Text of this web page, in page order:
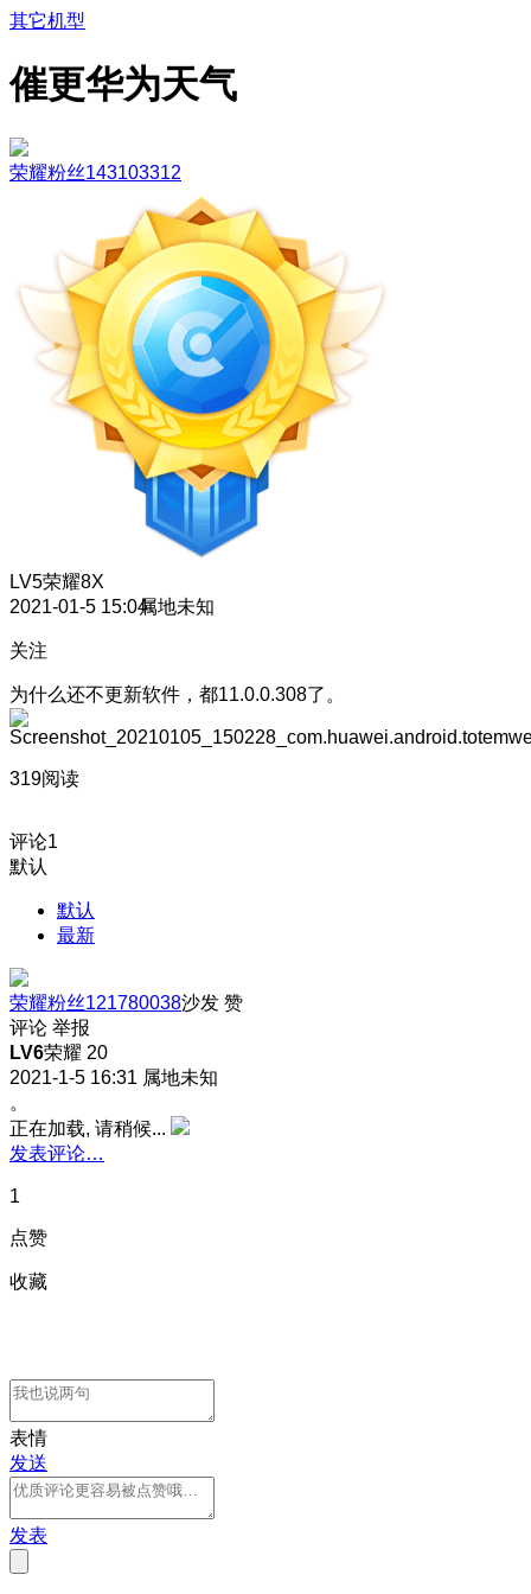
其它机型
催更华为天气
荣耀粉丝143103312
LV5荣耀8X
2021-01-5 15:04属地未知
关注
为什么还不更新软件，都11.0.0.308了。
319阅读
评论1
默认
默认
最新
荣耀粉丝121780038沙发 赞
评论 举报
LV6荣耀 20
2021-1-5 16:31 属地未知
。
正在加载, 请稍候...
发表评论…
1
点赞
收藏
表情
发送
发表